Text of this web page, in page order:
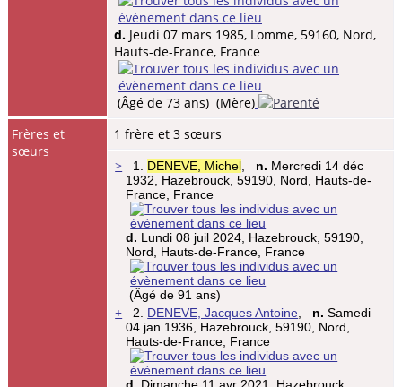
d. Jeudi 07 mars 1985, Lomme, 59160, Nord,
Hauts-de-France, France
(Âgé de 73 ans) (Mère)
Frères et
sœurs
1 frère et 3 sœurs
>
1. DENEVE, Michel n. Mercredi 14 déc
1932, Hazebrouck, 59190, Nord, Hauts-de-
France, France
d. Lundi 08 juil 2024, Hazebrouck, 59190,
Nord, Hauts-de-France, France
(Âgé de 91 ans)
+ 2. DENEVE, Jacques Antoine n. Samedi
04 jan 1936, Hazebrouck, 59190, Nord,
Hauts-de-France, France